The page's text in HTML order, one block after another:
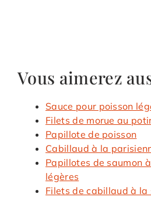
Vous aimerez
Sauce pour poisson
Filets de morue au
Papillote de poisson
Cabillaud à la
Papillotes de saumon
légères
Filets de cabillaud à la